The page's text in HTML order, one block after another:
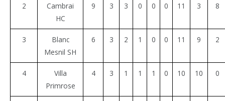
2
Cambrai
HC
9 3 3 0 0 0 11 3 8
3
Blanc
Mesnil SH
6 3 2 1 0 0 11 9 2
4
Villa
Primrose
4 3 1 1 1 0 10 10 0